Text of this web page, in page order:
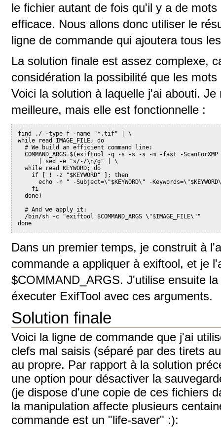
le fichier autant de fois qu'il y a de
efficace. Nous allons donc utiliser le
ligne de commande qui ajoutera tous
La solution finale est assez complexe,
considération la possibilité que les
Voici la solution à laquelle j'ai abouti.
meilleure, mais elle est fonctionnelle :
find ./ -type f -name "*.tif" | \
while read IMAGE_FILE; do
  # We build an efficient command line:
COMMAND_ARGS=$(exiftool -q -s -s -s -m -fast -ScanForXMP
      | sed -e "s/-/\n/g" | \
  while read KEYWORD; do
    if [ ! -z "$KEYWORD" ]; then
echo -n " -Subject=\"$KEYWORD\" -
    fi
done)
  # And we apply it:
  /bin/sh -c "exiftool $COMMAND_ARGS \"$IMAGE_FILE\""
done
Dans un premier temps, je construit à
commande a appliquer à exiftool, et je
$COMMAND_ARGS. J'utilise ensuite
éxecuter ExifTool avec ces arguments.
Solution finale
Voici la ligne de commande que j'ai
clefs mal saisis (séparé par des tirets
au propre. Par rapport à la solution
une option pour désactiver la
(je dispose d'une copie de ces fichiers
la manipulation affecte plusieurs
commande est un "life-saver" :):